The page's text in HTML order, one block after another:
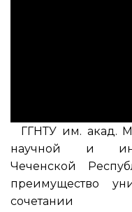
ГГНТУ им. акад.
научной и
Чеченской
преимущество
сочетании